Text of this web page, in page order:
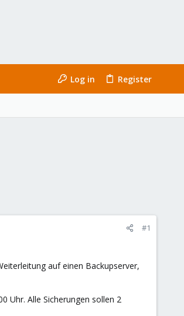
Log in Register
#1
auf einen Backupserver,
Uhr. Alle Sicherungen sollen 2